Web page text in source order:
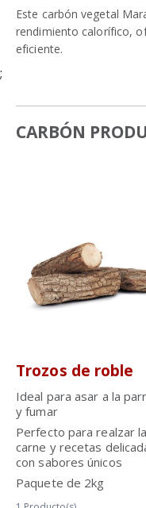
Este carbón vegetal
rendimiento calorífico,
eficiente.
;
CARBÓN
Trozos de roble
Ideal para asar a la
y fumar
Perfecto para realzar la
carne y recetas
con sabores únicos
Paquete de 2kg